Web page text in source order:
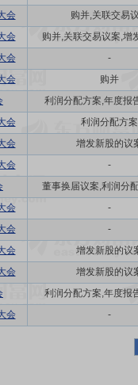
会
购并,关联交易
会
购并,关联交易议案,增
会
-
会
购并
利润分配方案,年度报
会
利润分配方案
会
增发新股的议
会
-
董事换届议案,利润分
会
-
会
-
会
增发新股的议
会
增发新股的议
利润分配方案,年度报
会
-